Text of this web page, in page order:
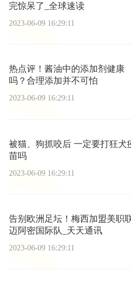
完惊呆了_全球速读
2023-06-09 16:29:11
热点评！酱油中的添加剂健康
吗？合理添加并不可怕
2023-06-09 16:29:11
被猫、狗抓咬后 一定要打狂犬
苗吗
2023-06-09 16:29:11
告别欧洲足坛！梅西加盟美职
迈阿密国际队_天天通讯
2023-06-09 16:29:11